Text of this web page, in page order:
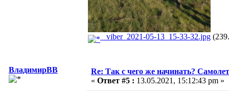
_viber_2021-05-13_15-33-32.jpg
ВладимирВВ
Re: Так с чего же начинать?
« Ответ #5 : 13.05.2021, 15:12:43 pm »